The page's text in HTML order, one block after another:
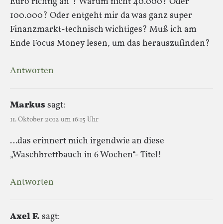
100.000? Oder entgeht mir da was ganz super
Finanzmarkt-technisch wichtiges? Muß ich am
Ende Focus Money lesen, um das herauszufinden?
Antworten
Markussagt:
11. Oktober 2012 um 16:15 Uhr
…das erinnert mich irgendwie an diese
„Waschbrettbauch in 6 Wochen“- Titel!
Antworten
Axel F. sagt: